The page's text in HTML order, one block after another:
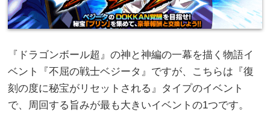
『ドラゴンボール超』の神と神編の一幕を描く物語イ
ベント『不屈の戦士ベジータ』ですが、こちらは『復
刻の度に秘宝がリセットされる』タイプのイベント
で、周回する旨みが最も大きいイベントの1つです。